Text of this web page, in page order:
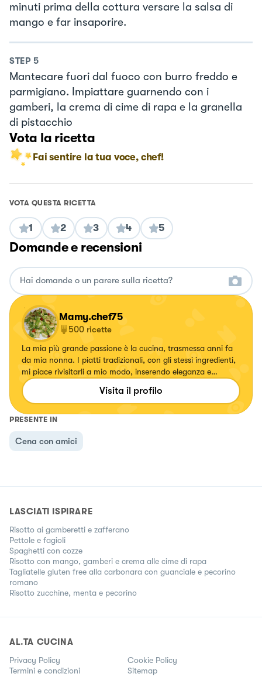
minuti prima della cottura versare la salsa di
mango e far insaporire.
STEP 5
Mantecare fuori dal fuoco con burro freddo e
parmigiano. Impiattare guarnendo con i
gamberi, la crema di cime di rapa e la granella
di pistacchio
Vota la ricetta
Fai sentire la tua voce, chef!
VOTA QUESTA RICETTA
1 2 3 4 5
Domande e recensioni
Mamy.chef75
500 ricette
La mia più grande passione è la cucina, trasmessa anni fa
da mia nonna. I piatti tradizionali, con gli stessi ingredienti,
mi piace rivisitarli a mio modo, inserendo eleganza e
specialmente colori. Ogni volta che creo un piatto mi
emoziono e vorrei tanto emozionare anche voi.
Visita il profilo
PRESENTE IN
Cena con amici
LASCIATI ISPIRARE
Risotto ai gamberetti e zafferano
Pettole e fagioli
Spaghetti con cozze
Risotto con mango, gamberi e crema alle cime di rapa
Tagliatelle gluten free alla carbonara con guanciale e pecorino
romano
Risotto zucchine, menta e pecorino
AL.TA CUCINA
Privacy Policy
Cookie Policy
Termini e condizioni
Sitemap